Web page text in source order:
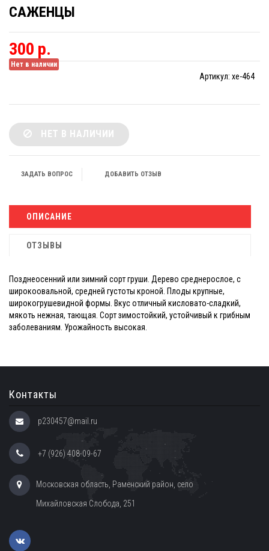
САЖЕНЦЫ
300 р.
Нет в наличии
Артикул: xe-464
НЕТ В НАЛИЧИИ
ЗАДАТЬ ВОПРОС ДОБАВИТЬ ОТЗЫВ
ОПИСАНИЕ
ОТЗЫВЫ
Позднеосенний или зимний сорт груши. Дерево среднерослое, с
широкоовальной, средней густоты кроной. Плоды крупные,
широкогрушевидной формы. Вкус отличный кисловато-сладкий,
мякоть нежная, тающая. Сорт зимостойкий, устойчивый к грибным
заболеваниям. Урожайность высокая.
Контакты
p230457@mail.ru
+7 (926) 408-09-67
Московская область, Раменский район, село
Михайловская Слобода, 251